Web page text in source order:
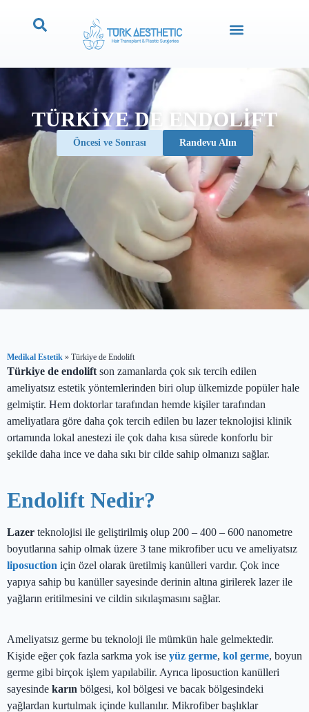
TÜRKIYE DE ENDOLIFT
Öncesi ve Sonrası Randevu Alın
Medikal Estetik » Türkiye de Endolift
Türkiye de endolift son zamanlarda çok sık tercih edilen
ameliyatsız estetik yöntemlerinden biri olup ülkemizde popüler hale
gelmiştir. Hem doktorlar tarafından hemde kişiler tarafından
ameliyatlara göre daha çok tercih edilen bu lazer teknolojisi klinik
ortamında lokal anestezi ile çok daha kısa sürede konforlu bir
şekilde daha ince ve daha sıkı bir cilde sahip olmanızı sağlar.
Endolift Nedir?
Lazer teknolojisi ile geliştirilmiş olup 200 – 400 – 600 nanometre
boyutlarına sahip olmak üzere 3 tane mikrofiber ucu ve ameliyatsız
liposuction için özel olarak üretilmiş kanülleri vardır. Çok ince
yapıya sahip bu kanüller sayesinde derinin altına girilerek lazer ile
yağların eritilmesini ve cildin sıkılaşmasını sağlar.
Ameliyatsız germe bu teknoloji ile mümkün hale gelmektedir.
Kişide eğer çok fazla sarkma yok ise yüz germe, kol germe, boyun
germe gibi birçok işlem yapılabilir. Ayrıca liposuction kanülleri
sayesinde karın bölgesi, kol bölgesi ve bacak bölgesindeki
yağlardan kurtulmak içinde kullanılır. Mikrofiber başlıklar